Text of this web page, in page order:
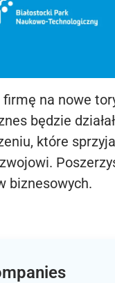
na nowe
będzie
które sprzyja
biznesowych.